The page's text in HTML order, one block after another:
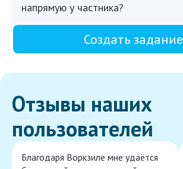
напрямую у частника?
Создать задание
Отзывы наших
пользователей
Благодаря Воркзиле мне удаётся